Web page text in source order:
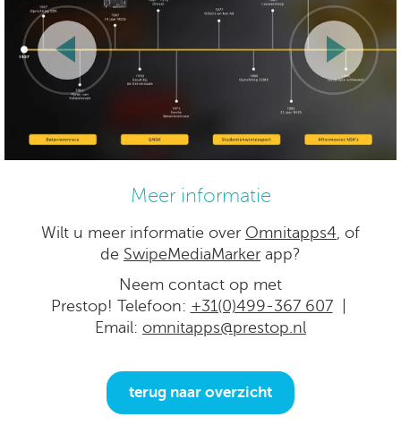
Meer informatie
Wilt u meer informatie over Omnitapps4 , of
de SwipeMediaMarker app?
Neem contact op met
Prestop! Telefoon: +31(0)499-367 607|
Email: omnitapps@prestop.nl
terug naar overzicht